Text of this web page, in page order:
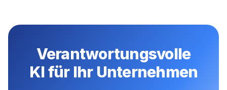
Verantwortungsvolle
KI für Ihr Unternehmen